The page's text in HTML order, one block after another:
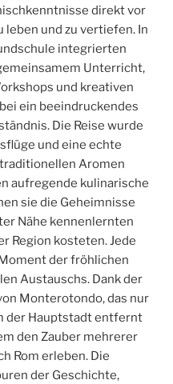
direkt vor
leben und zu vertiefen. In
integrierten
Unterricht,
und kreativen
ein beeindruckendes
Die Reise wurde
und eine echte
Aromen
aufregende kulinarische
sie die Geheimnisse
Nähe kennenlernten
Region kosteten. Jede
der fröhlichen
Austauschs. Dank der
Monterotondo, das nur
der Hauptstadt entfernt
den Zauber mehrerer
Rom erleben. Die
der Geschichte,